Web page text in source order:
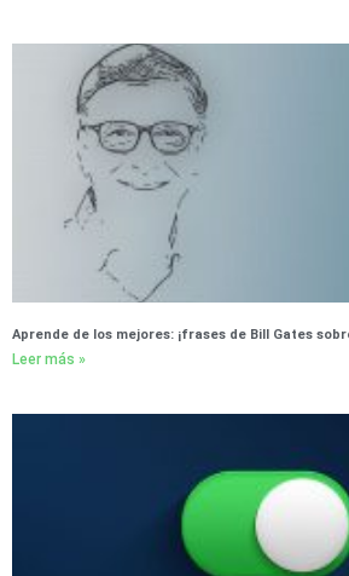
Aprende de los mejores: ¡frases de Bill Gates
Leer más »